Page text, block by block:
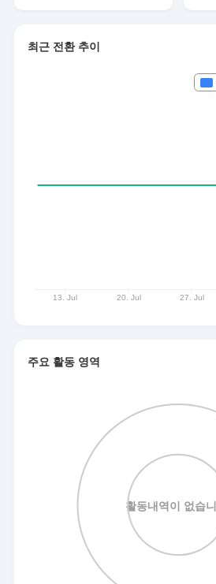
최근 전환 추이
주요 활동 영역